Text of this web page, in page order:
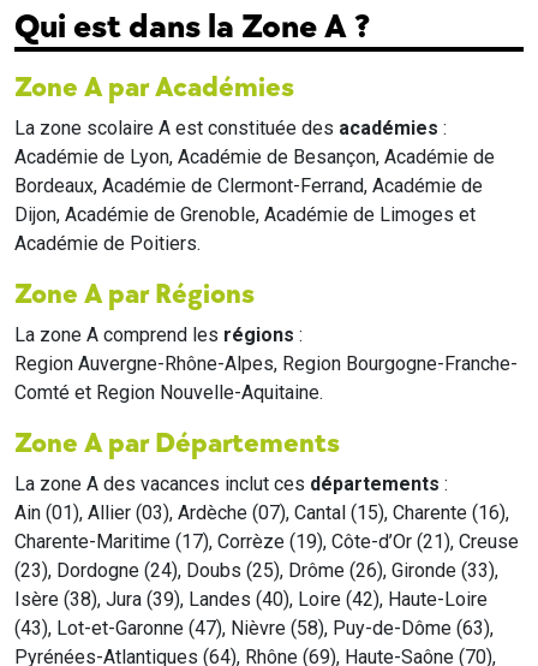
Qui est dans la Zone A ?
Zone A par Académies
La zone scolaire A est constituée des académies :
Académie de Lyon, Académie de Besançon, Académie de
Bordeaux, Académie de Clermont-Ferrand, Académie de
Dijon, Académie de Grenoble, Académie de Limoges et
Académie de Poitiers.
Zone A par Régions
La zone A comprend les régions :
Region Auvergne-Rhône-Alpes, Region Bourgogne-Franche-
Comté et Region Nouvelle-Aquitaine.
Zone A par Départements
La zone A des vacances inclut ces départements :
Ain (01), Allier (03), Ardèche (07), Cantal (15), Charente (16),
Charente-Maritime (17), Corrèze (19), Côte-d’Or (21), Creuse
(23), Dordogne (24), Doubs (25), Drôme (26), Gironde (33),
Isère (38), Jura (39), Landes (40), Loire (42), Haute-Loire
(43), Lot-et-Garonne (47), Nièvre (58), Puy-de-Dôme (63),
Pyrénées-Atlantiques (64), Rhône (69), Haute-Saône (70),